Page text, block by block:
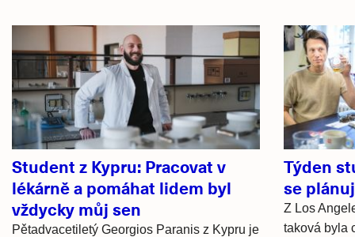
Související
články
Student z Kypru: Pracovat v
lékárně a pomáhat lidem byl
vždycky můj sen
Pětadvacetiletý Georgios Paranis z Kypru je
Týden
se
Z Los
taková byla